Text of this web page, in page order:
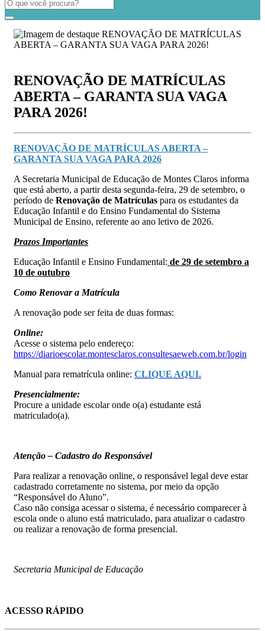
RENOVAÇÃO DE MATRÍCULAS
ABERTA – GARANTA SUA VAGA
PARA 2026!
RENOVAÇÃO DE MATRÍCULAS ABERTA –
GARANTA SUA VAGA PARA 2026
A Secretaria Municipal de Educação de Montes Claros informa
que está aberto, a partir desta segunda-feira, 29 de setembro, o
período de Renovação de Matrículas para os estudantes da
Educação Infantil e do Ensino Fundamental do Sistema
Municipal de Ensino, referente ao ano letivo de 2026.
Prazos Importantes
Educação Infantil e Ensino Fundamental: de 29 de setembro a
10 de outubro
Como Renovar a Matrícula
A renovação pode ser feita de duas formas:
Online:
Acesse o sistema pelo endereço:
https://diarioescolar.montesclaros.consultesaeweb.com.br/login
Manual para rematrícula online: CLIQUE AQUI.
Presencialmente:
Procure a unidade escolar onde o(a) estudante está
matriculado(a).
Atenção – Cadastro do Responsável
Para realizar a renovação online, o responsável legal deve estar
cadastrado corretamente no sistema, por meio da opção
“Responsável do Aluno”.
Caso não consiga acessar o sistema, é necessário comparecer à
escola onde o aluno está matriculado, para atualizar o cadastro
ou realizar a renovação de forma presencial.
Secretaria Municipal de Educação
ACESSO RÁPIDO